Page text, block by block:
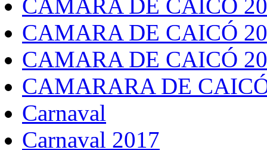
CÂMARA DE CAICÓ
CAMARA DE CAICÓ
CAMARA DE CAICÓ
CAMARARA DE
Carnaval
Carnaval 2017